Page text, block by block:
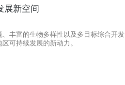
展新空间
丰富的生物多样性以及多目标综合开发
可持续发展的新动力。